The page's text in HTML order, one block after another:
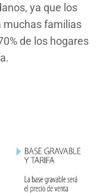
ya que los
muchas familias
de los hogares